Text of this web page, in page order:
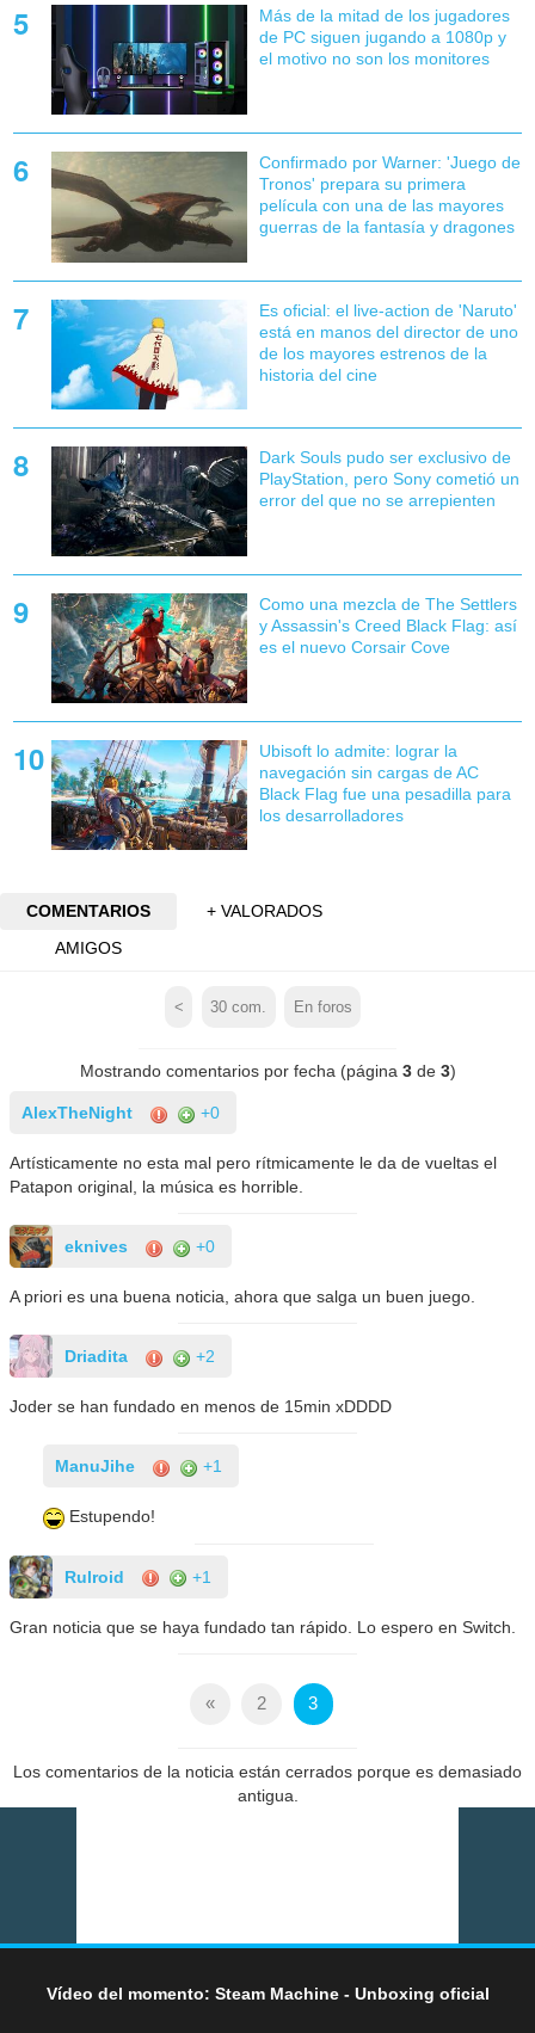
Más de la mitad de los jugadores
de PC siguen jugando a 1080p y
el motivo no son los monitores
Confirmado por Warner: 'Juego de
Tronos' prepara su primera
película con una de las mayores
guerras de la fantasía y dragones
Es oficial: el live-action de 'Naruto'
está en manos del director de uno
de los mayores estrenos de la
historia del cine
Dark Souls pudo ser exclusivo de
PlayStation, pero Sony cometió un
error del que no se arrepienten
Como una mezcla de The Settlers
y Assassin's Creed Black Flag: así
es el nuevo Corsair Cove
Ubisoft lo admite: lograr la
navegación sin cargas de AC
Black Flag fue una pesadilla para
los desarrolladores
COMENTARIOS
+ VALORADOS
AMIGOS
< 30 com. En foros
Mostrando comentarios por fecha (página 3de 3)
AlexTheNight +0
Artísticamente no esta mal pero rítmicamente le da de vueltas el
Patapon original, la música es horrible.
eknives +0
A priori es una buena noticia, ahora que salga un buen juego.
Driadita +2
Joder se han fundado en menos de 15min xDDDD
ManuJihe +1
Estupendo!
Rulroid +1
Gran noticia que se haya fundado tan rápido. Lo espero en Switch.
« 2 3
Los comentarios de la noticia están cerrados porque es demasiado
antigua.
Vídeo del momento: Steam Machine - Unboxing oficial